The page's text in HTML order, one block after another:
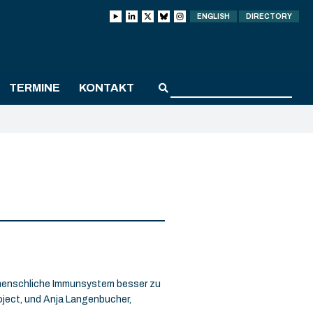
ENGLISH DIRECTORY
TERMINE KONTAKT
Immunsystem besser zu
und Anja Langenbucher,